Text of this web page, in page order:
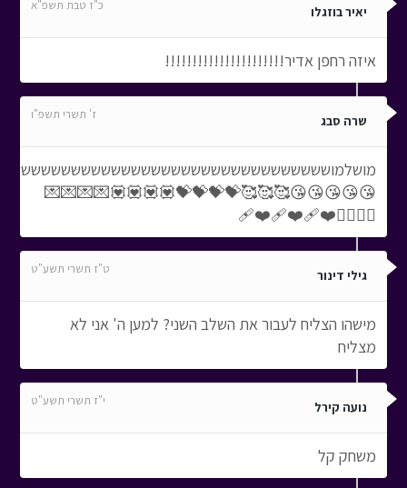
יאיר בוזגלו כ"ז טבת תשפ"א
איזה רחפן אדיר!!!!!!!!!!!!!!!!!!!!!!
שרה סבג ז' תשרי תשפ"ו
😘😘😘😘😘🥰🥰🥰💝💝💝💝💟💟💟💟💌💌💌💌
❤️‍🔥❤️‍🔥❤️‍🩹❤️‍🩹❤️‍🩹
גילי דינור ט"ז תשרי תשע"ט
מישהו הצליח לעבור את השלב השני? למען ה' אני לא
מצליח
נועה קירל י"ז תשרי תשע"ט
משחק קל